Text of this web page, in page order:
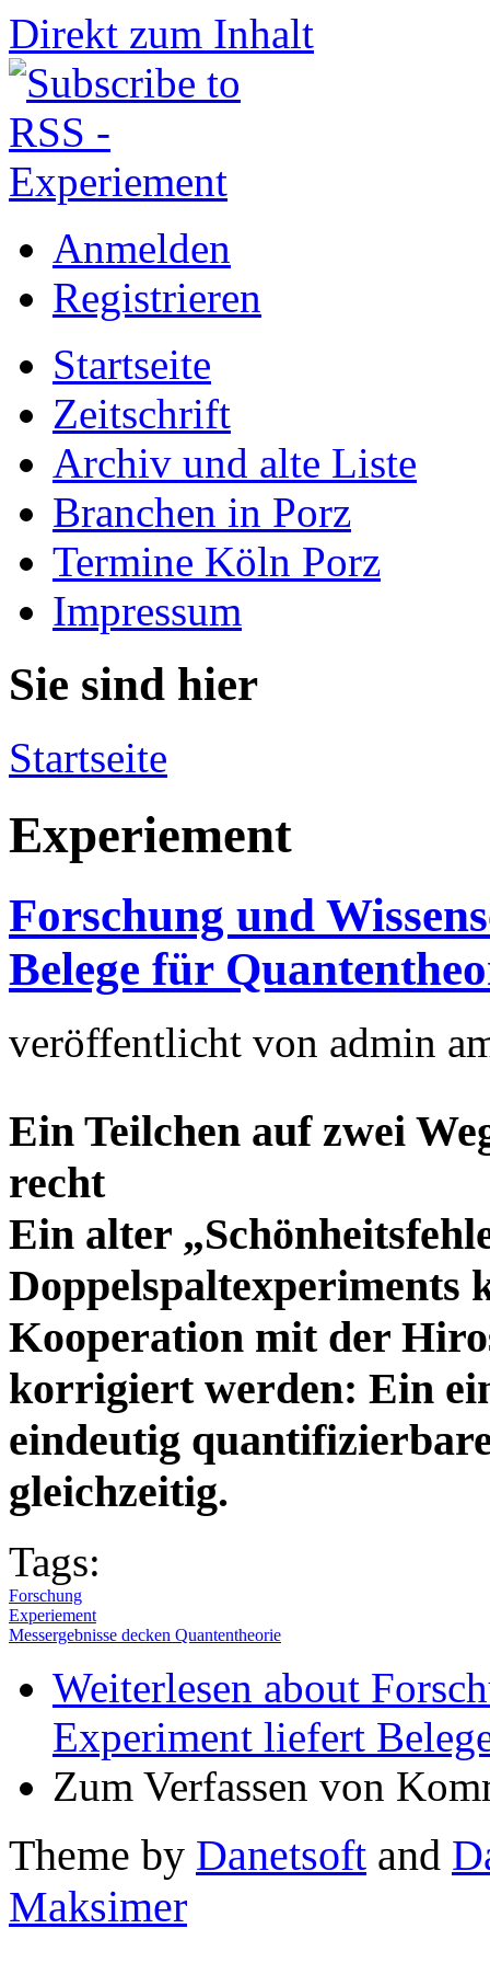
Direkt zum Inhalt
Anmelden
Registrieren
Startseite
Zeitschrift
Archiv und alte Liste
Branchen in Porz
Termine Köln Porz
Impressum
Sie sind hier
Startseite
Experiement
Forschung und
Belege für
veröffentlicht von admin
Ein Teilchen auf zwei
recht
Ein alter
Doppelspaltexperiments
Kooperation mit der
korrigiert werden: Ein
eindeutig
gleichzeitig.
Tags:
Forschung
Experiement
Messergebnisse decken Quantentheorie
Weiterlesen about
Experiment liefert
Zum Verfassen von
Theme by Danetsoft and
Maksimer